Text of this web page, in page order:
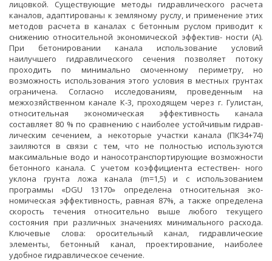
лицовкой. Существующие методы гидравлического расчета
каналов, адаптированы к земляному руслу, и применение этих
методов расчета в каналах с бетонным руслом приводит к
снижению относительной экономической эффектив- ности (А).
При бетонировании канала использование условий
наилучшего гидравлического сечения позволяет потоку
проходить по минимально смоченному периметру, но
возможность использования этого условия в местных грунтах
ограничена. Согласно исследованиям, проведенным на
межхозяйственном канале К-3, проходящем через г. Гулистан,
относительная экономическая эффективность канала
составляет 80 % по сравнению с наиболее устойчивым гидрав-
лическим сечением, а некоторые участки канала (ПК34+74)
заиляются в связи с тем, что не полностью используются
максимальные водо и наносотранспортирующие возможности
бетонного канала. С учетом коэффициента естествен- ного
уклона грунта ложа канала (m=1,5) и с использованием
программы «DGU 13170» определена относительная эко-
номическая эффективность, равная 87%, а также определена
скорость течения относительно выше любого текущего
состояния при различных значениях минимального расхода.
Ключевые слова: оросительный канал, гидравлические
элементы, бетонный канал, проектирование, наиболее
удобное гидравлическое сечение.